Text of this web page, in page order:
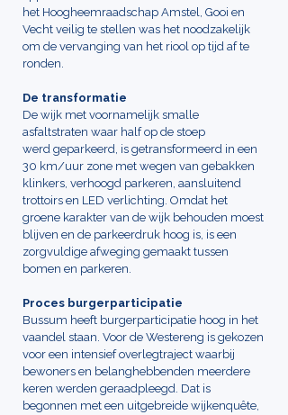
het Hoogheemraadschap Amstel, Gooi en
Vecht veilig te stellen was het noodzakelijk
om de vervanging van het riool op tijd af te
ronden.
De transformatie
De wijk met voornamelijk smalle
asfaltstraten waar half op de stoep
werd geparkeerd, is getransformeerd in een
30 km/uur zone met wegen van gebakken
klinkers, verhoogd parkeren, aansluitend
trottoirs en LED verlichting. Omdat het
groene karakter van de wijk behouden moest
blijven en de parkeerdruk hoog is, is een
zorgvuldige afweging gemaakt tussen
bomen en parkeren.
Proces burgerparticipatie
Bussum heeft burgerparticipatie hoog in het
vaandel staan. Voor de Westereng is gekozen
voor een intensief overlegtraject waarbij
bewoners en belanghebbenden meerdere
keren werden geraadpleegd. Dat is
begonnen met een uitgebreide wijkenquête,